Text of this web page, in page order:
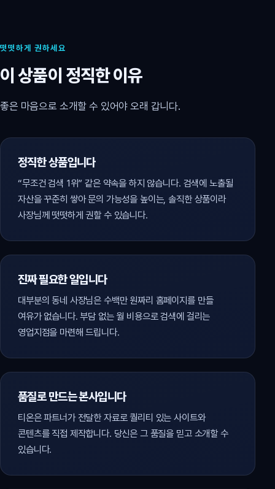
떳떳하게 권하세요
이 상품이 정직한 이유
좋은 마음으로 소개할 수 있어야 오래 갑니다.
정직한 상품입니다
“무조건 검색 1위” 같은 약속을 하지 않습니다. 검색에 노출될
자산을 꾸준히 쌓아 문의 가능성을 높이는, 솔직한 상품이라
사장님께 떳떳하게 권할 수 있습니다.
진짜 필요한 일입니다
대부분의 동네 사장님은 수백만 원짜리 홈페이지를 만들
여유가 없습니다. 부담 없는 월 비용으로 검색에 걸리는
영업지점을 마련해 드립니다.
품질로 만드는 본사입니다
티온은 파트너가 전달한 자료로 퀄리티 있는 사이트와
콘텐츠를 직접 제작합니다. 당신은 그 품질을 믿고 소개할 수
있습니다.